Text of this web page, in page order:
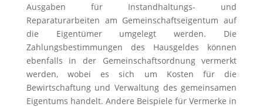
Ausgaben für Instandhaltungs- und
Reparaturarbeiten am Gemeinschaftseigentum auf
die Eigentümer umgelegt werden. Die
Zahlungsbestimmungen des Hausgeldes können
ebenfalls in der Gemeinschaftsordnung vermerkt
werden, wobei es sich um Kosten für die
Bewirtschaftung und Verwaltung des gemeinsamen
Eigentums handelt. Andere Beispiele für Vermerke in